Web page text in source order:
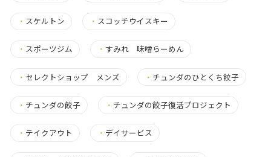
・ スケルトン ・ スコッチウイスキー
・ スポーツジム ・ すみれ 味噌らーめん
・ セレクトショップ メンズ ・ チュンダのひとくち餃子
・ チュンダの餃子 ・ チュンダの餃子復活プロジェクト
・ テイクアウト ・ デイサービス